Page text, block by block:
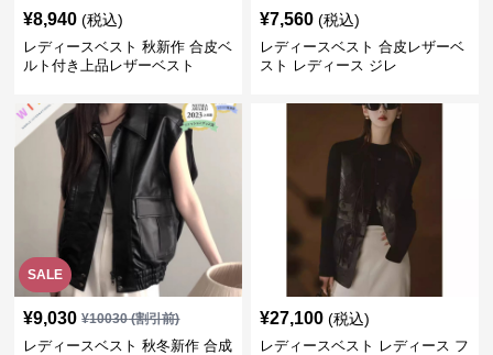
¥8,940 (税込)
レディースベスト 秋新作 合皮ベ
ルト付き上品レザーベスト
¥7,560 (税込)
レディースベスト 合皮レザーベ
スト レディース ジレ
SALE
¥9,030 ¥10030(割引前)
レディースベスト 秋冬新作 合成
¥27,100 (税込)
レディースベスト レディース フ